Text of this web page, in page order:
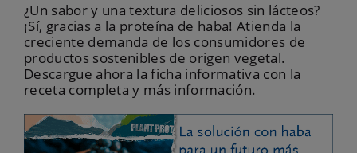
¿Un sabor y una textura deliciosos sin lácteos?
¡Sí, gracias a la proteína de haba! Atienda la
creciente demanda de los consumidores de
productos sostenibles de origen vegetal.
Descargue ahora la ficha informativa con la
receta completa y más información.